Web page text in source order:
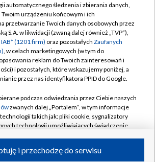
TVP
TVP
Cyfrowa
Regulamin TVP
Polityka prywatności
Moje zgody
Pomoc
Kontakt
Kanały
automatycznego śledzenia i zbierania danych,
urządzeniu końcowym i ich
przetwarzanie Twoich danych osobowych przez
S.A. w likwidacji (zwaną dalej również „TVP”),
(1201 firm) oraz pozostałych Zaufanych
, w celach marketingowych (w tym do
reklam do Twoich zainteresowań i
i pozostałych, które wskazujemy poniżej, a
przez nas identyfikatora PPID do Google.
podczas odwiedzania przez Ciebie naszych
zwanych dalej „Portalem”, w tym informacje
takich jak: pliki cookie, sygnalizatory
technologii umożliwiających świadczenie
i przechodzę do serwisu